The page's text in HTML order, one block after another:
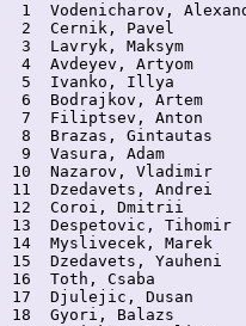
1  Vodenicharov,
2  Cernik, Pavel
3  Lavryk, Maksym
4  Avdeyev, Artyom
5  Ivanko, Illya
6  Bodrajkov, Artem
7  Filiptsev, Anton
8  Brazas, Gintautas
9  Vasura, Adam
10  Nazarov, Vladimir
11  Dzedavets, Andrei
12  Coroi, Dmitrii
13  Despetovic, Tihomir
14  Myslivecek, Marek
15  Dzedavets, Yauheni
16  Toth, Csaba
17  Djulejic, Dusan
18  Gyori, Balazs